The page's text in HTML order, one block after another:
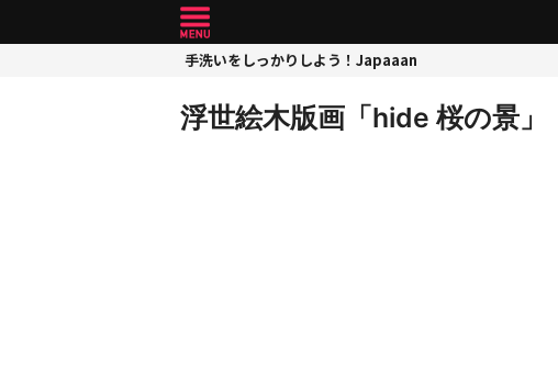
手洗いをしっかりしよう！Japaaan
浮世絵木版画「hide 桜の景」